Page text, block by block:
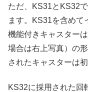
ただ、KS31とKS32
ます。KS31を含めて
機能付きキャスター
場合は右上写真）の
されたキャスターは
KS32に採用された回